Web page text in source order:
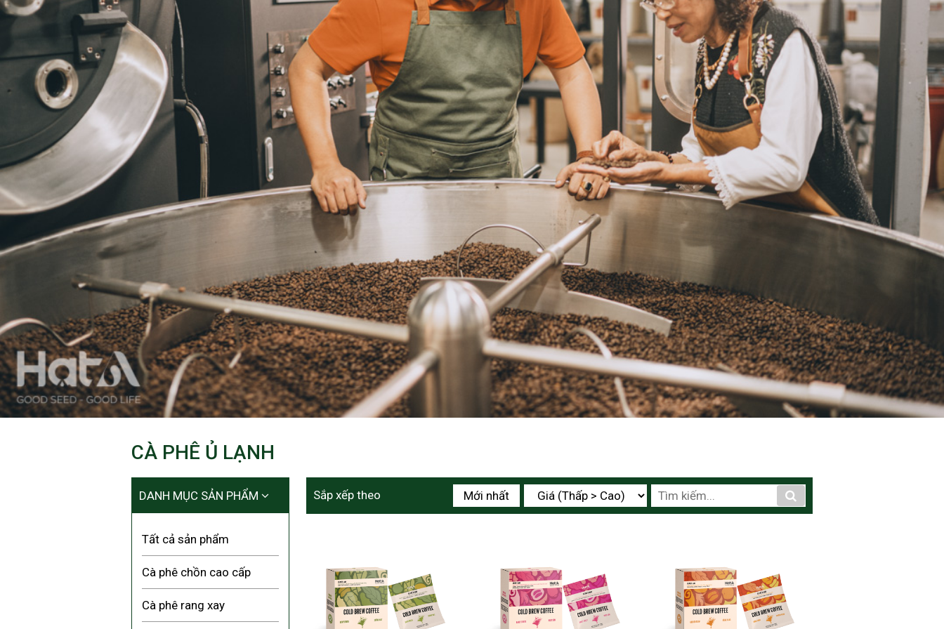
CÀ PHÊ Ủ LẠNH
Sắp xếp theo Mới nhất
DANH MỤC SẢN PHẨM
Tất cả sản phẩm
Cà phê chồn cao cấp
Cà phê rang xay